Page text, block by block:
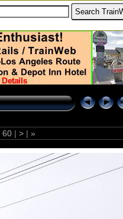
60 | > | »